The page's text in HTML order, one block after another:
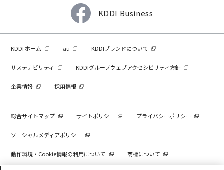
KDDI Business
KDDI ホーム au KDDIブランドについて
サステナビリティ KDDIグループウェブアクセシビリティ方針
企業情報 採用情報
総合サイトマップ サイトポリシー プライバシーポリシー
ソーシャルメディアポリシー
動作環境・Cookie情報の利用について 商標について